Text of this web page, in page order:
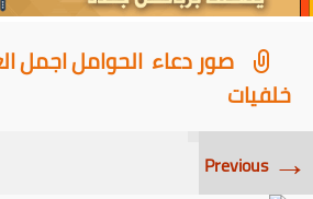
صور دعاء الحوامل اجمل
خلفيات
→